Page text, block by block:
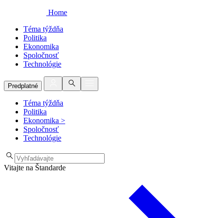
Home
Téma týždňa
Politika
Ekonomika
Spoločnosť
Technológie
Predplatné
Téma týždňa
Politika
Ekonomika >
Spoločnosť
Technológie
Vitajte na Štandarde